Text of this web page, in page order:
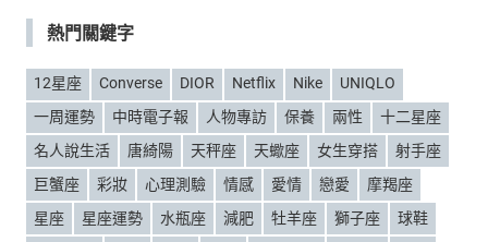
熱門關鍵字
12星座 Converse DIOR Netflix Nike
UNIQLO
一周運勢
中時電子報 人物專訪 保養 兩性
十二星座
名人說生活
唐綺陽 天秤座 天蠍座 女生穿搭
射手座
巨蟹座
彩妝 心理測驗 情感 愛情 戀愛
摩羯座
星座
星座運勢 水瓶座 減肥 牡羊座 獅子座
球鞋